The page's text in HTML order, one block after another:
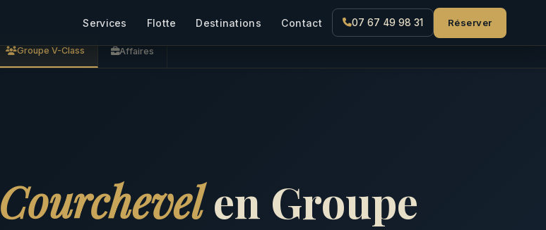
Services Flotte Destinations Contact 07 67 49 98 31 Réserver
Groupe V-Class Affaires
Courchevelen Groupe